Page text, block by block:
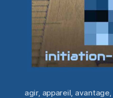
agir, appareil avantage,